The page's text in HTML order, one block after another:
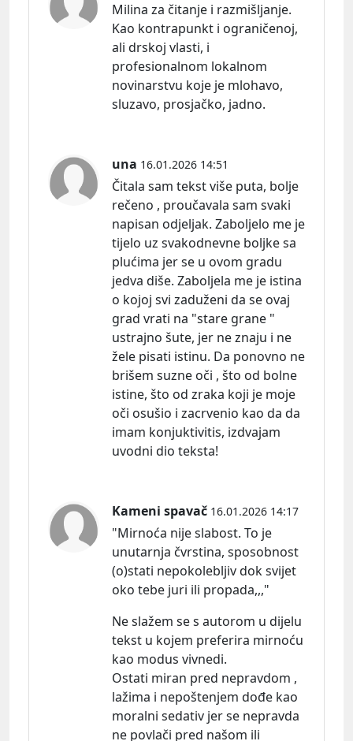
Milina za čitanje i razmišljanje.
Kao kontrapunkt i ograničenoj,
ali drskoj vlasti, i
profesionalnom lokalnom
novinarstvu koje je mlohavo,
sluzavo, prosjačko, jadno.
una 16.01.2026 14:51
Čitala sam tekst više puta, bolje
rečeno , proučavala sam svaki
napisan odjeljak. Zaboljelo me je
tijelo uz svakodnevne boljke sa
plućima jer se u ovom gradu
jedva diše. Zaboljela me je istina
o kojoj svi zaduženi da se ovaj
grad vrati na "stare grane "
ustrajno šute, jer ne znaju i ne
žele pisati istinu. Da ponovno ne
brišem suzne oči , što od bolne
istine, što od zraka koji je moje
oči osušio i zacrvenio kao da da
imam konjuktivitis, izdvajam
uvodni dio teksta!
Kameni spavač 16.01.2026 14:17
"Mirnoća nije slabost. To je
unutarnja čvrstina, sposobnost
(o)stati nepokolebljiv dok svijet
oko tebe juri ili propada,,,"
Ne slažem se s autorom u dijelu
tekst u kojem preferira mirnoću
kao modus vivnedi.
Ostati miran pred nepravdom ,
lažima i nepoštenjem dođe kao
moralni sedativ jer se nepravda
ne povlači pred našom ili